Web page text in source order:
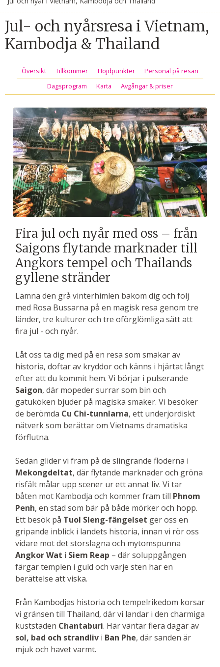
Jul- och nyårsresa i Vietnam,
Kambodja & Thailand
Översikt Tillkommer Höjdpunkter
Personal på resan
Dagsprogram
Karta Avgångar & priser
Fira jul och nyår med oss – från
Saigons flytande marknader till
Angkors tempel och Thailands
gyllene stränder
Lämna den grå vinterhimlen bakom dig och följ
med Rosa Bussarna på en magisk resa genom tre
länder, tre kulturer och tre oförglömliga sätt att
fira jul - och nyår.
Låt oss ta dig med på en resa som smakar av
historia, doftar av kryddor och känns i hjärtat långt
efter att du kommit hem. Vi börjar i pulserande
Saigon, där mopeder surrar som bin och
gatuköken bjuder på magiska smaker. Vi besöker
de berömda Cu Chi-tunnlarna, ett underjordiskt
nätverk som berättar om Vietnams dramatiska
förflutna.
Sedan glider vi fram på de slingrande floderna i
Mekongdeltat, där flytande marknader och gröna
risfält målar upp scener ur ett annat liv. Vi tar
båten mot Kambodja och kommer fram till Phnom
Penh, en stad som bär på både mörker och hopp.
Ett besök på Tuol Sleng-fängelset ger oss en
gripande inblick i landets historia, innan vi rör oss
vidare mot det storslagna och mytomspunna
Angkor Wat i Siem Reap – där soluppgången
färgar templen i guld och varje sten har en
berättelse att viska.
Från Kambodjas historia och tempelrikedom korsar
vi gränsen till Thailand, där vi landar i den charmiga
kuststaden Chantaburi. Här väntar flera dagar av
sol, bad och strandliv i Ban Phe, där sanden är
mjuk och havet varmt.